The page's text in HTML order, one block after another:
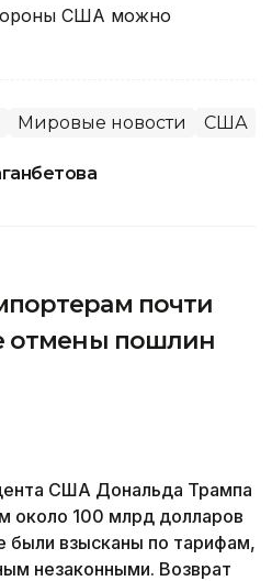
США можно
Мировые новости США
почти
отмены пошлин
США Дональда Трампа
около 100 млрд долларов
были взысканы по тарифам,
незаконными. Возврат